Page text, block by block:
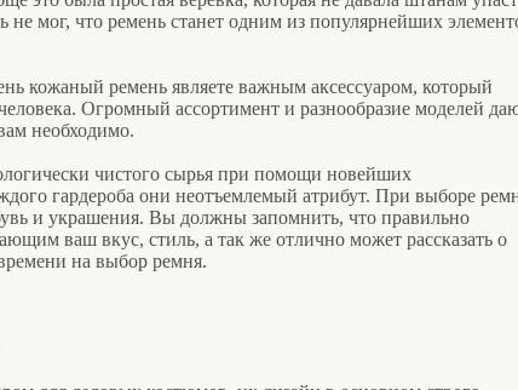
не мог, что ремень станет одним из популярнейших
кожаный ремень являете важным аксессуаром, который
Огромный ассортимент и разнообразие моделей
необходимо.
чистого сырья при помощи новейших
гардероба они неотъемлемый атрибут. При выборе
и украшения. Вы должны запомнить, что правильно
ваш вкус, стиль, а так же отлично может рассказать о
на выбор ремня.